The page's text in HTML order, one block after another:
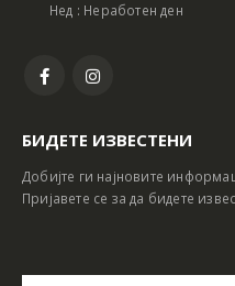
Нед : Неработен ден
БИДЕТЕ ИЗВЕСТЕНИ
Добијте ги најновите
Пријавете се за да бидете